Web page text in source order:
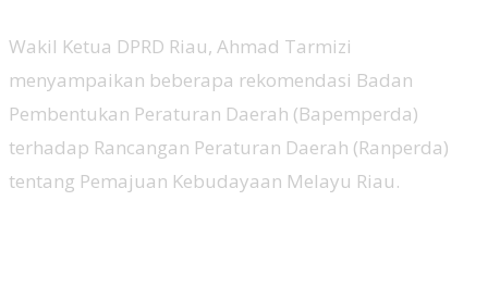
Wakil Ketua DPRD Riau, Ahmad Tarmizi
menyampaikan beberapa rekomendasi Badan
Pembentukan Peraturan Daerah (Bapemperda)
terhadap Rancangan Peraturan Daerah (Ranperda)
tentang Pemajuan Kebudayaan Melayu Riau.